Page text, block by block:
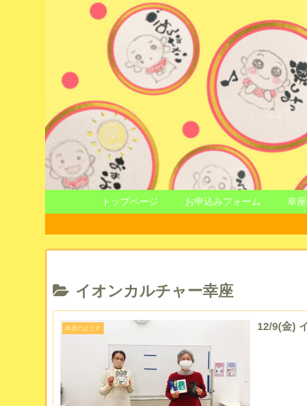
トップページ お申込みフォーム 幸
イオンカルチャー幸座
幸座のようす 12/9(金)